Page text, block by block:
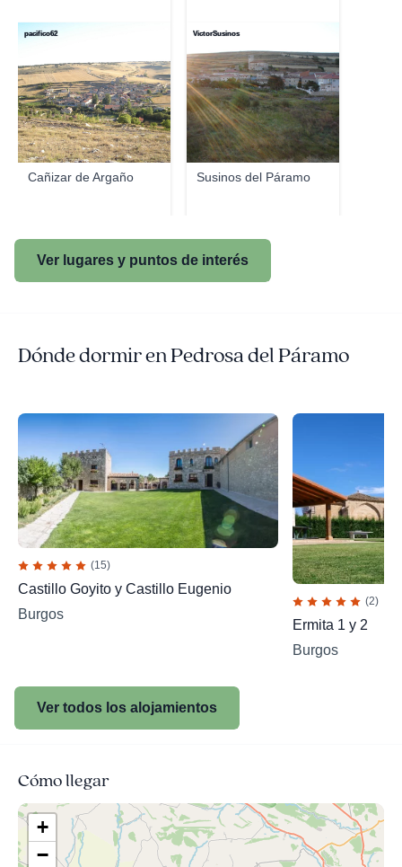
Cañizar de Argaño
pacifico62
Susinos del Páramo
VictorSusinos
Ver lugares y puntos de interés
Dónde dormir en Pedrosa del Páramo
(15)
Castillo Goyito y Castillo Eugenio
Burgos
(2)
Ermita 1 y 2
Burgos
Ver todos los alojamientos
Cómo llegar
+
−